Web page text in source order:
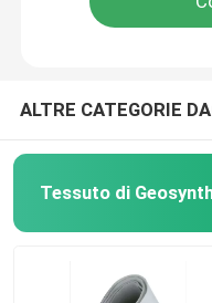
ALTRE CATEGORIE
Tessuto di